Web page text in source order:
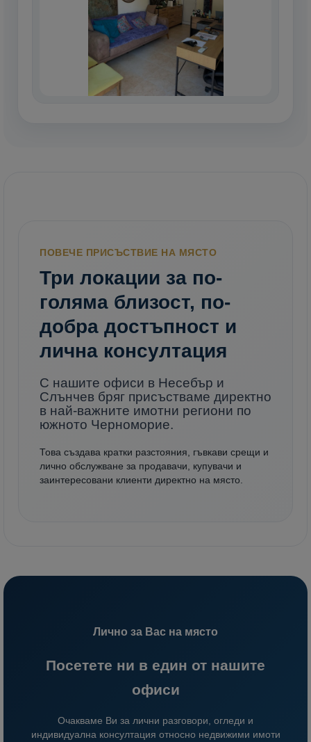
ПОВЕЧЕ ПРИСЪСТВИЕ НА МЯСТО
Три локации за по-
голяма близост, по-
добра достъпност и
лична консултация
С нашите офиси в Несебър и
Слънчев бряг присъстваме директно
в най-важните имотни региони по
южното Черноморие.
Това създава кратки разстояния, гъвкави срещи и
лично обслужване за продавачи, купувачи и
заинтересовани клиенти директно на място.
Лично за Вас на място
Посетете ни в един от нашите
офиси
Очакваме Ви за лични разговори, огледи и
индивидуална консултация относно недвижими имоти